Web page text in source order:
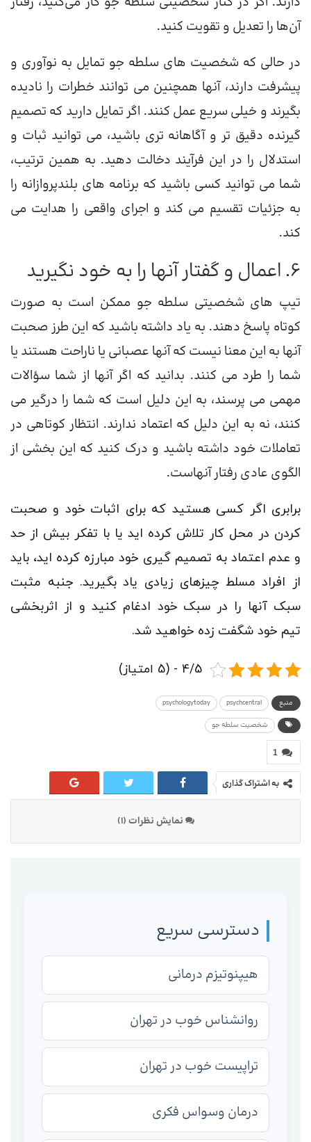
آن‌ها را تعدیل و تقویت کنید.
در حالی که شخصیت های سلطه جو تمایل به نوآوری و
پیشرفت دارند، آنها همچنین می توانند خطرات را نادیده
بگیرند و خیلی سریع عمل کنند. اگر تمایل دارید که تصمیم
گیرنده دقیق تر و آگاهانه تری باشید، می توانید ثبات و
استدلال را در این فرآیند دخالت دهید. به همین ترتیب،
شما می توانید کسی باشید که برنامه های بلندپروازانه را
به جزئیات تقسیم می کند و اجرای واقعی را هدایت می
کند.
6. اعمال و گفتار آنها را به خود نگیرید
تیپ های شخصیتی سلطه جو ممکن است به صورت
کوتاه پاسخ دهند. به یاد داشته باشید که این طرز صحبت
آنها به این معنا نیست که آنها عصبانی یا ناراحت هستند یا
شما را طرد می کنند. بدانید که اگر آنها از شما سؤالات
مهمی می پرسند، به این دلیل است که شما را درگیر می
کنند، نه به این دلیل که اعتماد ندارند. انتظار کوتاهی در
تعاملات خود داشته باشید و درک کنید که این بخشی از
الگوی عادی رفتار آنهاست.
برابری اگر کسی هستید که برای اثبات خود و صحبت
کردن در محل کار تلاش کرده اید یا با تفکر بیش از حد
و عدم اعتماد به تصمیم گیری خود مبارزه کرده اید، باید
از افراد مسلط چیزهای زیادی یاد بگیرید. جنبه مثبت
سبک آنها را در سبک خود ادغام کنید و از اثربخشی
تیم خود شگفت زده خواهید شد.
4/5 - (5 امتیاز)
منبع psychcentral
psychologytoday
شخصیت سلطه جو
1
به اشتراک گذاری
نمایش نظرات (1)
دسترسی سریع
هیپنوتیزم درمانی
روانشناس خوب در تهران
تراپیست خوب در تهران
درمان وسواس فکری